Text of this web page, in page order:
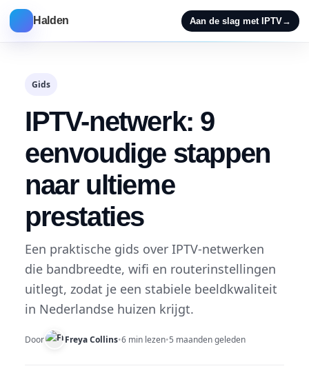
Halden Aan de slag met IPTV→
Gids
IPTV-netwerk: 9
eenvoudige stappen
naar ultieme
prestaties
Een praktische gids over IPTV-netwerken
die bandbreedte, wifi en routerinstellingen
uitlegt, zodat je een stabiele beeldkwaliteit
in Nederlandse huizen krijgt.
Door Freya Collins•6 min lezen•5 maanden geleden